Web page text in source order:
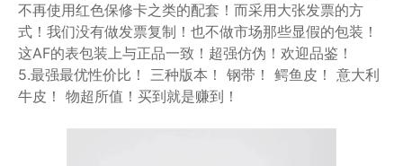
不再使用红色保修卡之类的配套！而采用大张发票的方
式！我们没有做发票复制！也不做市场那些显假的包装！
这AF的表包装上与正品一致！超强仿伪！欢迎品鉴！
5.最强最优性价比！ 三种版本！ 钢带！ 鳄鱼皮！ 意大利
牛皮！ 物超所值！买到就是赚到！